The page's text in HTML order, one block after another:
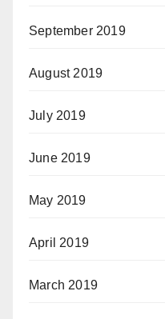
September 2019
August 2019
July 2019
June 2019
May 2019
April 2019
March 2019